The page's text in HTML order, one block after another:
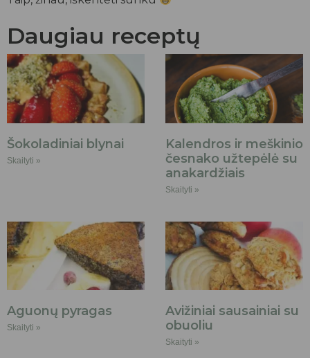
Daugiau receptų
Šokoladiniai blynai
Skaityti »
Kalendros ir meškinio
česnako užtepėlė su
anakardžiais
Skaityti »
Aguonų pyragas
Skaityti »
Avižiniai sausainiai su
obuoliu
Skaityti »